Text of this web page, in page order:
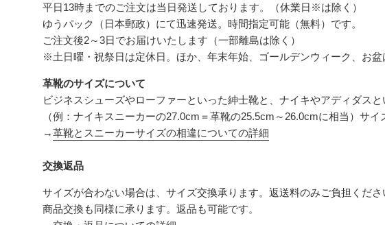
平日13時までのご注文は当日発送しております。（休業日※は除く）
ゆうパック（日本郵政）にて迅速発送。時間指定可能（無料）です。
ご注文後2～3日でお届けいたします（一部離島は除く）
※土日曜・祝祭日は定休日。ほか、年末年始、ゴールデンウィーク、お
革靴のサイズについて
ビジネスシューズやローファーといった紳士靴と、ナイキやアディダス
（例：ナイキスニーカーの27.0cm＝革靴の25.5cm～26.0cmに相当）サ
→革靴とスニーカーサイズの相違についての詳細
交換返品
サイズが合わない場合は、サイズ交換承ります。返送料のみご負担くだ
商品交換も同様に承ります。返品も可能です。